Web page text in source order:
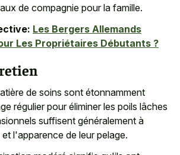
de compagnie pour la famille.
Les Bergers Allemands
Les Propriétaires Débutants ?
de soins sont étonnamment
régulier pour éliminer les poils lâches
suffisent généralement à
l'apparence de leur pelage.